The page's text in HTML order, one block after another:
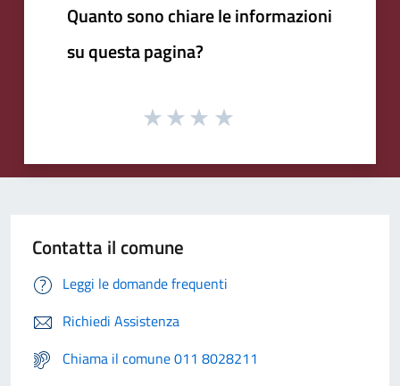
Quanto sono chiare le informazioni
su questa pagina?
Contatta il comune
Leggi le domande frequenti
Richiedi Assistenza
Chiama il comune 011 8028211